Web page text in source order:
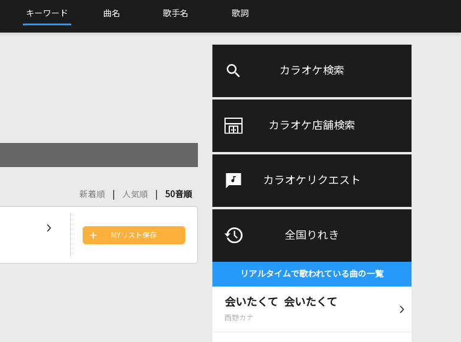
キーワード 曲名 歌手名 歌詞
カラオケ検索
カラオケ店舗検索
カラオケリクエスト
全国りれき
リアルタイムで歌われている曲の一覧
会いたくて 会いたくて
西野カナ
新着順
人気順 50音順
MYリスト保存